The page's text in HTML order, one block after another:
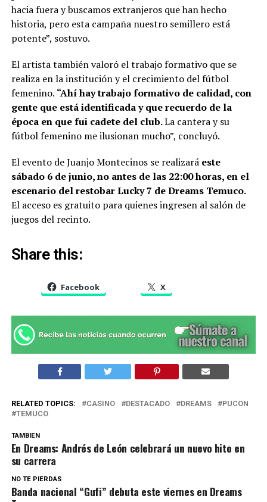
hacia fuera y buscamos extranjeros que han hecho
historia, pero esta campaña nuestro semillero está
potente”, sostuvo.
El artista también valoró el trabajo formativo que se
realiza en la institución y el crecimiento del fútbol
femenino. “Ahí hay trabajo formativo de calidad, con
gente que está identificada y que recuerdo de la
época en que fui cadete del club.La cantera y su
fútbol femenino me ilusionan mucho”, concluyó.
El evento de Juanjo Montecinos se realizará este
sábado 6 de junio, no antes de las 22:00 horas, en el
escenario del restobar Lucky 7 de Dreams Temuco.
El acceso es gratuito para quienes ingresen al salón de
juegos del recinto.
Share this:
Facebook X
RELATED TOPICS: CASINO DESTACADO DREAMS
PUCON
TEMUCO
TAMBIEN
En Dreams: Andrés de León celebrará un nuevo hito en
su carrera
NO TE PIERDAS
Banda nacional “Gufi” debuta este viernes en Dreams